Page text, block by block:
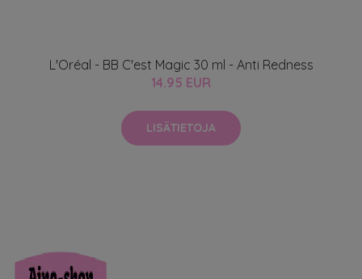
L'Oréal - BB C'est Magic 30 ml - Anti Redness
14.95 EUR
LISÄTIETOJA